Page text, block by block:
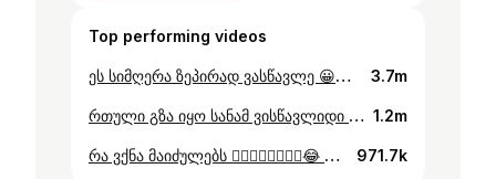
Top performing videos
ეს სიმღერა ზეპირად ვასწავლე 😀😀 თან ყოველ საღამოს ვამეორებინებ😆😆🧘🏼‍♀️🧘🏼‍♀️🧘🏼‍♀️🧘🏼‍♀️#giorgisaneblidze #elenegugunishvili #broccoli🥦 3.7m
რთული გზა იყო სანამ ვისწავლიდი 🤕🤕😅😅 #elenegugunishvili #giorgisaneblidze #broccoli🥦 1.2m
რა ვქნა მაიძულებს 😵‍💫😵‍💫😵‍💫🤷‍♂️😂 #elenegugunishvili #giorgisaneblidze #broccoli🥦 971.7k